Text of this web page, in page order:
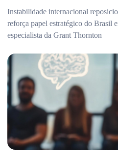
Instabilidade internacional
reforça papel estratégico do Brasil
especialista da Grant Thornton